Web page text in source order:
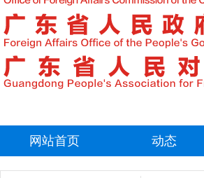
网站首页 动态